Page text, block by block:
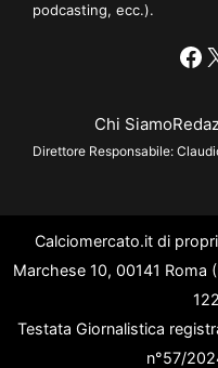
podcasting, ecc.).
X
Chi Siamo
Direttore Responsabile:
Calciomercato.it di
Marchese 10, 00141 Roma
Testata Giornalistica
n°57/